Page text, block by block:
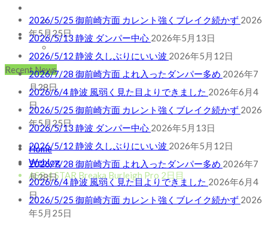
お問い合わせ
SHOP
Recent News
年5月25日
2026/5/13 静波 ダンパー中心 2026年5月13日
2026/5/12 静波 久しぶりにいい波2026年5月12日
2026/7/28 御前崎方面 よれ入ったダンパー多め2026年7
月28日
2026/6/4 静波 風弱く見た目よりできました2026年6月4
日
2026/5/25 御前崎方面 カレント強くブレイク続かず2026
年5月25日
2026/5/13 静波 ダンパー中心 2026年5月13日
2026/5/12 静波 久しぶりにいい波2026年5月12日
2026/7/28 御前崎方面 よれ入ったダンパー多め2026年7
月28日
2026/6/4 静波 風弱く見た目よりできました2026年6月4
日
2026/5/25 御前崎方面 カレント強くブレイク続かず2026
年5月25日
Home
Weblog
ASP 4 STAR Breaka Burleigh Pro 2日目